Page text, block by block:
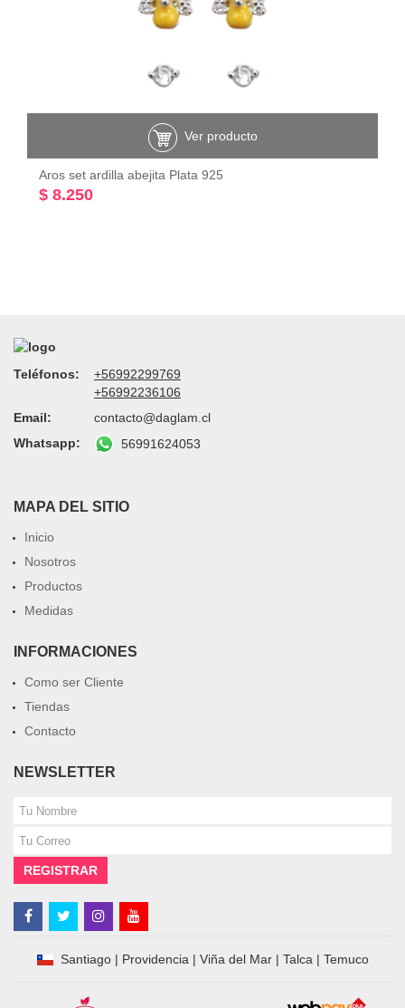
Ver producto
Aros set ardilla abejita Plata 925
$ 8.250
Teléfonos:
+56992299769
+56992236106
Email:
contacto@daglam.cl
Whatsapp:
56991624053
MAPA DEL SITIO
Inicio
Nosotros
Productos
Medidas
INFORMACIONES
Como ser Cliente
Tiendas
Contacto
NEWSLETTER
REGISTRAR
Santiago| Providencia| Viña del Mar| Talca| Temuco